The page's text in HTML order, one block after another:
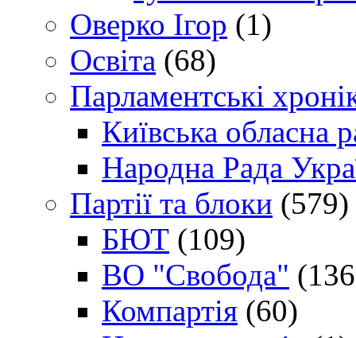
Оверко Ігор (1)
Освіта (68)
Парламентські
Київська обласна
Народна Рада
Партії та блоки (579)
БЮТ (109)
ВО "Свобода"
Компартія (60)